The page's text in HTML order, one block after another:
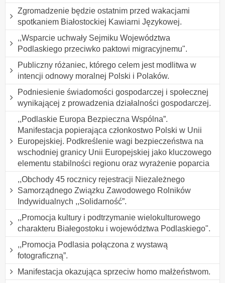
Zgromadzenie będzie ostatnim przed wakacjami
spotkaniem Białostockiej Kawiarni Językowej.
,,Wsparcie uchwały Sejmiku Województwa
Podlaskiego przeciwko paktowi migracyjnemu".
Publiczny różaniec, którego celem jest modlitwa w
intencji odnowy moralnej Polski i Polaków.
Podniesienie świadomości gospodarczej i społecznej
wynikającej z prowadzenia działalności gospodarczej.
,,Podlaskie Europa Bezpieczna Wspólna”.
Manifestacja popierająca członkostwo Polski w Unii
Europejskiej. Podkreślenie wagi bezpieczeństwa na
wschodniej granicy Unii Europejskiej jako kluczowego
elementu stabilności regionu oraz wyrażenie poparcia
,,Obchody 45 rocznicy rejestracji Niezależnego
Samorządnego Związku Zawodowego Rolników
Indywidualnych ,,Solidarność”.
,,Promocja kultury i podtrzymanie wielokulturowego
charakteru Białegostoku i województwa Podlaskiego".
,,Promocja Podlasia połączona z wystawą
fotograficzną”.
Manifestacja okazująca sprzeciw homo małżeństwom.